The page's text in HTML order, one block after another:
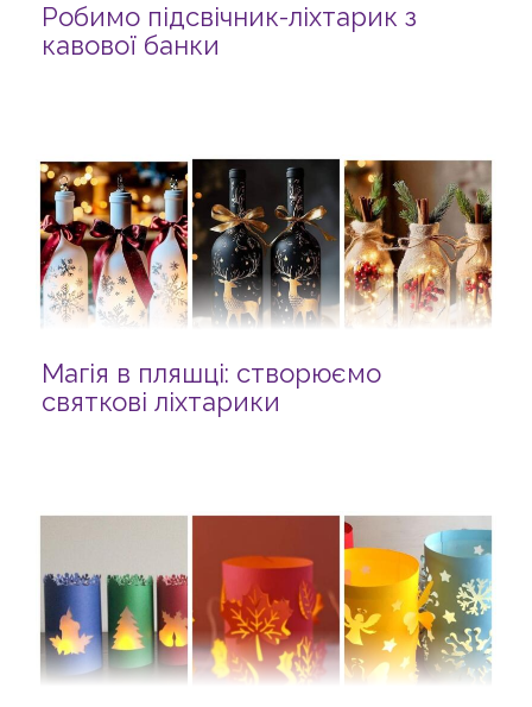
Робимо підсвічник-ліхтарик з
кавової банки
Магія в пляшці: створюємо
святкові ліхтарики